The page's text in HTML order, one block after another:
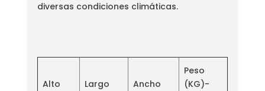
diversas condiciones climáticas.
Alto Largo Ancho
Peso
(KG)-